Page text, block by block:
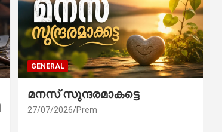
GENERAL
മനസ് സുന്ദരമാകട്ടെ
27/07/2026 Prem